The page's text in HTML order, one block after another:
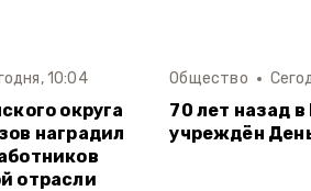
10:04
округа
наградил
отрасли
Общество
70 лет назад
учреждён